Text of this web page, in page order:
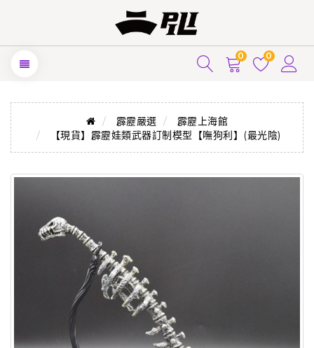
0 0
霹靂嚴選
霹靂上海館
【現貨】霹靂娃類武器訂制模型【嘸狗利】(最光陰)